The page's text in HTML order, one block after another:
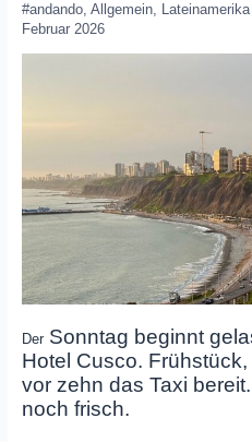
#andando, Allgemein,
Februar 2026
DerSonntag beginnt
Hotel Cusco.
vor zehn das Taxi
noch frisch.